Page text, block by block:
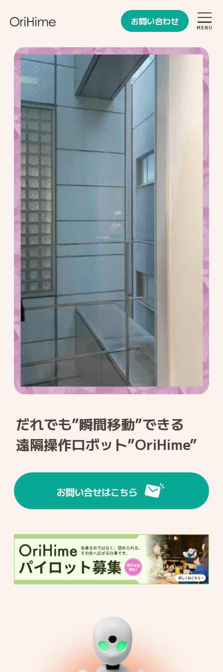
お問い合わせ
お問い合わせ
だれでも”瞬間移動”できる
遠隔操作ロボット”OriHime”
お問い合せはこちら